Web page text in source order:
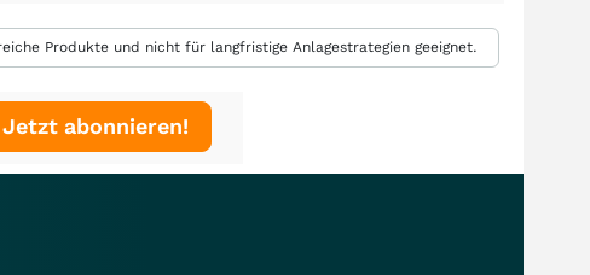
Produkte und nicht für langfristige Anlagestrategien geeignet.
Jetzt abonnieren!